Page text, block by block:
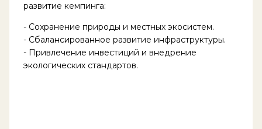
развитие кемпинга:
- Сохранение природы и местных экосистем.
- Сбалансированное развитие инфраструктуры.
- Привлечение инвестиций и внедрение
экологических стандартов.